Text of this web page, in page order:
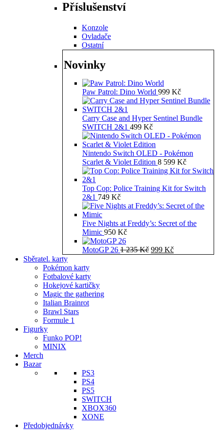
Příslušenství
Konzole
Ovladače
Ostatní
Novinky
Paw Patrol: Dino World 999 Kč
Carry Case and Hyper Sentinel Bundle
SWITCH 2&1 499 Kč
Nintendo Switch OLED - Pokémon
Scarlet & Violet Edition 8 599 Kč
Top Cop: Police Training Kit for Switch
2&1 749 Kč
Five Nights at Freddy’s: Secret of the
Mimic 950 Kč
MotoGP 26 1 235Kč Původní
999 KčAktuální
Sběratel. karty
Pokémon karty
Fotbalové karty
Hokejové kartičky
Magic the gathering
Italian Brainrot
Brawl Stars
Formule 1
Figurky
Funko POP!
MINIX
Merch
Bazar
PS3
PS4
PS5
SWITCH
XBOX360
XONE
Předobjednávky